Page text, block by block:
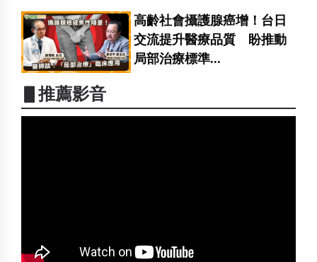
高齡社會攝護腺癌增！台日
交流提升醫療品質 盼推動
局部治療標準...
▋推薦影音